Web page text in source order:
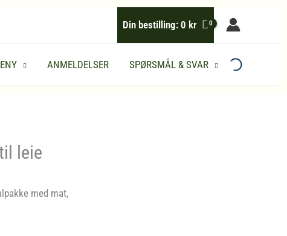
Din bestilling: 0 kr
ANMELDELSER SPØRSMÅL & SVAR
leie
med mat,